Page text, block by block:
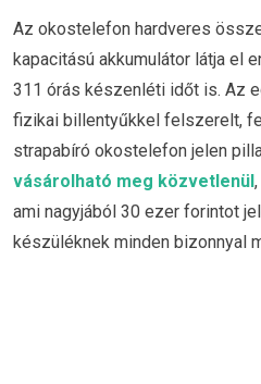
Az okostelefon hardveres
kapacitású akkumulátor látja el
311 órás készenléti időt is. Az
fizikai billentyűkkel felszerelt,
strapabíró okostelefon jelen
vásárolható meg közvetlenül
ami nagyjából 30 ezer forintot
készüléknek minden bizonnyal